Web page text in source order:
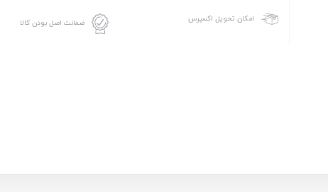
امکان تحویل اکسپرس ضمانت اصل بودن کالا